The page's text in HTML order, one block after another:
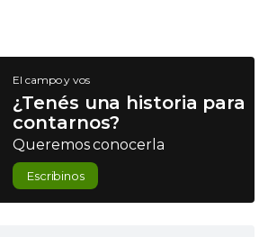
El campo y vos
¿Tenés una historia para
contarnos?
Queremos conocerla
Escribinos